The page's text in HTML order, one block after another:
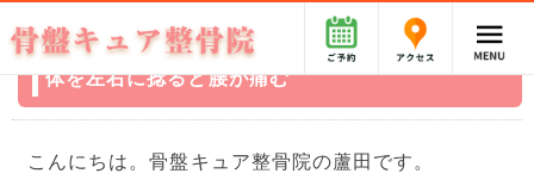
体を左右に捻ると腰が痛む
こんにちは。骨盤キュア整骨院の蘆田です。